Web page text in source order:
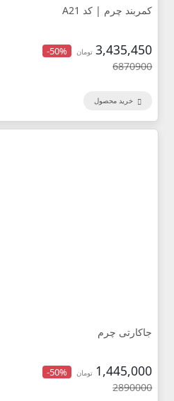
کمربند چرم | کد A21
3,435,450 تومان -50%
6870900
خرید محصول
جاکارتی چرم
1,445,000 تومان -50%
2890000